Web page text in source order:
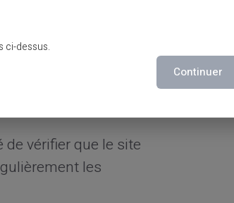
activé avec la
la protection contre
vérifier que le site
les
ci-dessus.
Continuer